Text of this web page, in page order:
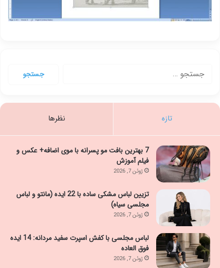
تازه نظرها
7 بهترین بافت مو پسرانه با موی اضافه+ عکس و
فیلم آموزش
ژوئن 7, 2026
تزیین لباس مشکی ساده با 22 ایده (مانتو و لباس
مجلسی سیاه)
ژوئن 7, 2026
لباس مجلسی با کفش اسپرت سفید مردانه: 14 ایده
فوق العاده
ژوئن 7, 2026